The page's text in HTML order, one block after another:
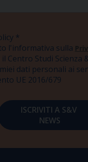
*
l'informativa sulla
Centro Studi Scienza
dati personali ai
UE 2016/679